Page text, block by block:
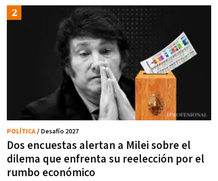
Dos encuestas alertan a Milei sobre el
dilema que enfrenta su reelección por el
rumbo económico
POLÍTICA/ Desafío 2027